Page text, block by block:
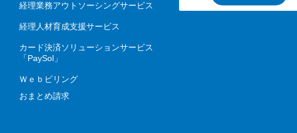
経理業務アウトソーシングサービス
経理人材育成支援サービス
カード決済ソリューションサービス
「PaySol」
Ｗｅｂビリング
おまとめ請求